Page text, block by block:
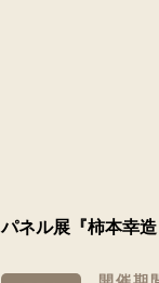
パネル展『柿本幸